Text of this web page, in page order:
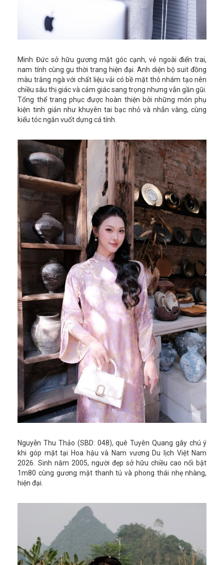
Minh Đức sở hữu gương mặt góc cạnh, vẻ ngoài điển trai,
nam tính cùng gu thời trang hiện đại. Anh diện bộ suit đồng
màu trắng ngà với chất liệu vải có bề mặt thô nhám tạo nên
chiều sâu thị giác và cảm giác sang trọng nhưng vẫn gần gũi.
Tổng thể trang phục được hoàn thiện bởi những món phụ
kiện tinh giản như khuyên tai bạc nhỏ và nhẫn vàng, cùng
kiểu tóc ngắn vuốt dựng cá tính.
Nguyễn Thu Thảo (SBD: 048), quê Tuyên Quang gây chú ý
khi góp mặt tại Hoa hậu và Nam vương Du lịch Việt Nam
2026. Sinh năm 2005, người đẹp sở hữu chiều cao nổi bật
1m80 cùng gương mặt thanh tú và phong thái nhẹ nhàng,
hiện đại.